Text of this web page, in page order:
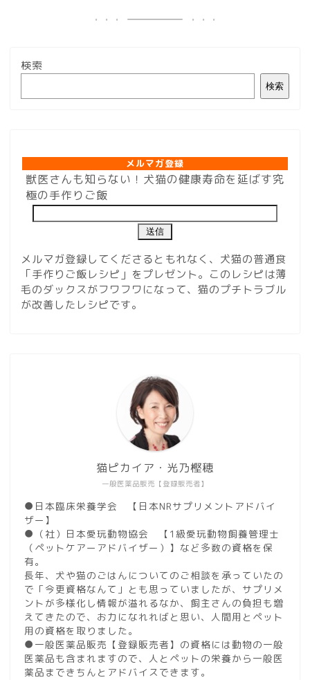
検索
検索
メルマガ登録
獣医さんも知らない！犬猫の健康寿命を延ばす究
極の手作りご飯
メルマガ登録してくださるともれなく、犬猫の普通食
「手作りご飯レシピ」をプレゼント。このレシピは薄
毛のダックスがフワフワになって、猫のプチトラブル
が改善したレシピです。
一般医薬品販売【登録販売者】
猫ピカイア・光乃樫穂
●日本臨床栄養学会 【日本NRサプリメントアドバイ
ザー】
●（社）日本愛玩動物協会 【1級愛玩動物飼養管理士
（ペットケアーアドバイザー）】など多数の資格を保
有。
長年、犬や猫のごはんについてのご相談を承っていたの
で「今更資格なんて」とも思っていましたが、サプリメ
ントが多様化し情報が溢れるなか、飼主さんの負担も増
えてきたので、お力になれればと思い、人間用とペット
用の資格を取りました。
●一般医薬品販売【登録販売者】の資格には動物の一般
医薬品も含まれますので、人とペットの栄養から一般医
薬品まできちんとアドバイスできます。